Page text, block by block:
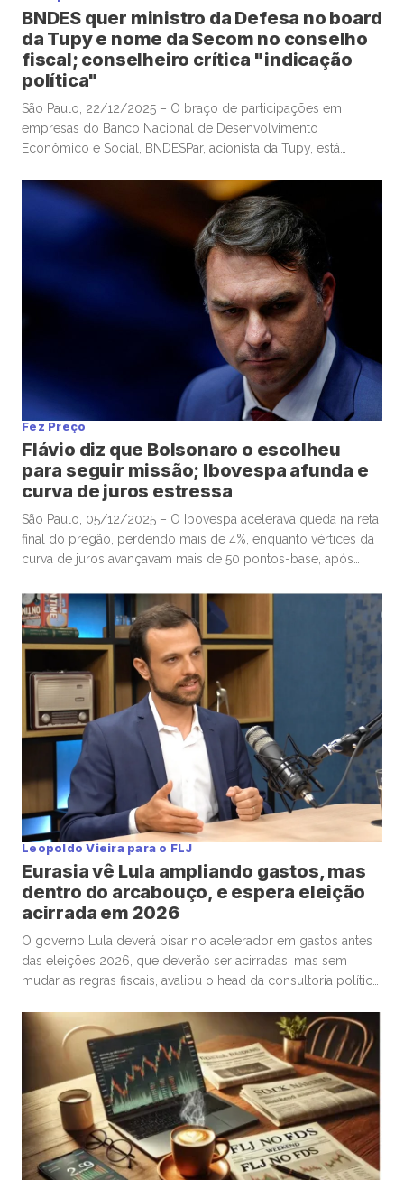
BNDES quer ministro da Defesa no board
da Tupy e nome da Secom no conselho
fiscal; conselheiro crítica "indicação
política"
São Paulo, 22/12/2025 – O braço de participações em
empresas do Banco Nacional de Desenvolvimento
Econômico e Social, BNDESPar, acionista da Tupy, está
de Contas da União, José Mucio Monteiro Filho, para cargo
no conselho da companhia metalúrgica, após a renúncia de
um indicado anterior do […]
Fez Preço
Flávio diz que Bolsonaro o escolheu
para seguir missão; Ibovespa afunda e
curva de juros estressa
São Paulo, 05/12/2025 – O Ibovespa acelerava queda na reta
final do pregão, perdendo mais de 4%, enquanto vértices da
curva de juros avançavam mais de 50 pontos-base, após
Jair Bolsonaro o escolheu para seguir missão. Por volta das
16h, o Ibovespa recuava 4,01%, aos 157.604 pontos, […]
Leopoldo Vieira para o FLJ
Eurasia vê Lula ampliando gastos, mas
dentro do arcabouço, e espera eleição
acirrada em 2026
O governo Lula deverá pisar no acelerador em gastos antes
das eleições 2026, que deverão ser acirradas, mas sem
mudar as regras fiscais, avaliou o head da consultoria política
político e colunista do Faria Lima Journal, Leopoldo Vieira.
Na conversa, o diretor da Eurasia fez […]